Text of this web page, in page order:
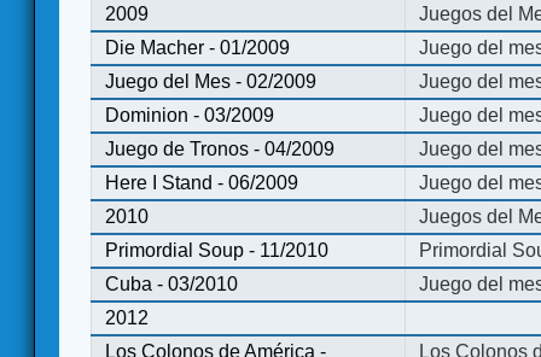
2009
Juegos del
Die Macher - 01/2009
Juego del
Juego del Mes - 02/2009
Juego del
Dominion - 03/2009
Juego del
Juego de Tronos - 04/2009
Juego del
Here I Stand - 06/2009
Juego del
2010
Juegos del
Primordial Soup - 11/2010
Primordial
Cuba - 03/2010
Juego del
2012
Los Colonos de América -
Los Colonos